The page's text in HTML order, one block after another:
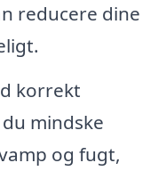
reducere dine
korrekt
mindske
og fugt,